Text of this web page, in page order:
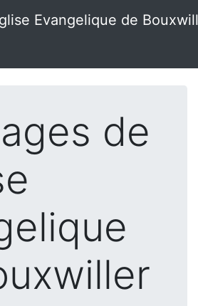
Evangelique de
de